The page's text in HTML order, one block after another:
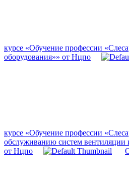
курсе «Обучение профессии
оборудования»» от Нцпо
курсе «Обучение профессии
обслуживанию систем вентиляции
от Нцпо